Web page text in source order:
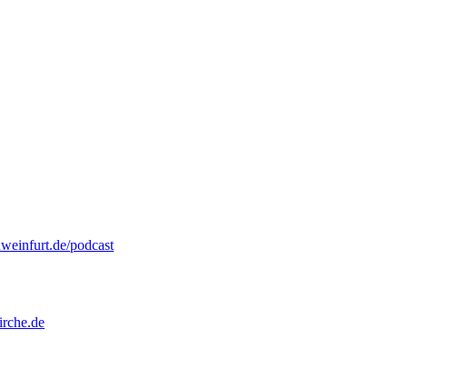
podcast